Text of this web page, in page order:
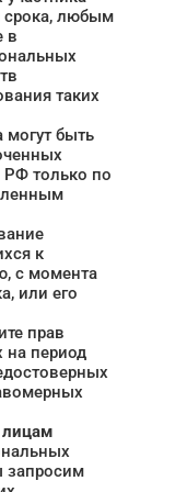
срока, любым
в
таких
могут быть
РФ только по
к
с момента
или его
прав
на период
лицам
запросим